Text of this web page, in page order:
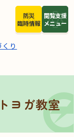
閲覧支援
メニュー
防災
臨時情報
り
ヨガ教室